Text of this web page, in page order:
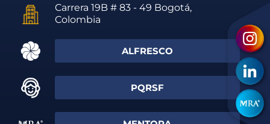
Carrera 19B # 83 - 49 Bogotá,
Colombia
ALFRESCO
PQRSF